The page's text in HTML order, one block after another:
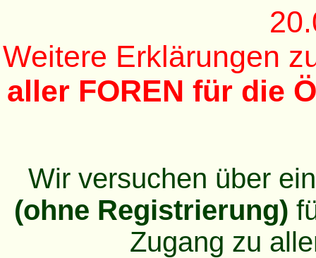
Weitere Erklärungen
aller FOREN für die
Wir versuchen über
(ohne Registrierung)
Zugang zu